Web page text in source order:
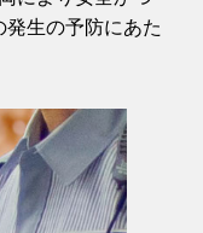
生の予防にあた